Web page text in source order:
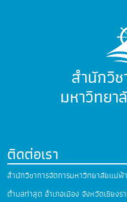
สำนักวิ
มหาวิทย
ติดต่อเรา
สำนักวิชาการจัดการมหาวิทยาลัยแม่ฟ้
ตำบลท่าสุด อำเภอเมือง จังหวัดเชียง